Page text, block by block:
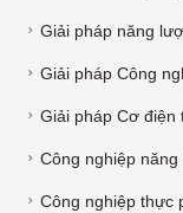
Giải pháp năng
Giải pháp Công
Giải pháp Cơ điện
Công nghiệp năng
Công nghiệp thực